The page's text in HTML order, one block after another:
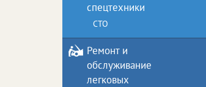
спецтехники
СТО
Ремонт и
обслуживание
легковых